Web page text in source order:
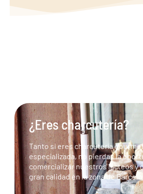
¿Eres charcutería?
Tanto si eres charcutería
especializada, no pierdas la
comercializar nuestros lácteos y
gran calidad en la zona de